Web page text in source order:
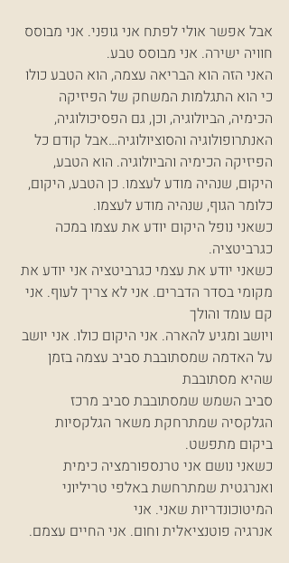
אבל אפשר אולי לפתח אני גופני. אני מבוסס
חוויה ישירה. אני מבוסס טבע.
האני הזה הוא הבריאה עצמה, הוא הטבע כולו
כי הוא התגלמות המשחק של הפיזיקה
הכימיה, הביולוגיה, וכן, גם הפסיכולוגיה,
האנתרופולוגיה והסוציולוגיה…אבל קודם כל
הפיזיקה הכימיה והביולוגיה. הוא הטבע,
היקום, שנהיה מודע לעצמו. כן הטבע, היקום,
כלומר הגוף, שנהיה מודע לעצמו.
כשאני נופל היקום יודע את עצמו במכה
כגרביטציה.
כשאני יודע את עצמי כגרביטציה אני יודע את
מקומי בסדר הדברים. אני לא צריך לעוף. אני
קם עומד והולך
ויושב ומגיע להארה. אני היקום כולו. אני יושב
על האדמה שמסתובבת סביב עצמה בזמן
שהיא מסתובבת
סביב השמש שמסתובבת סביב מרכז
הגלקסיה שמתרחקת משאר הגלקסיות
ביקום מתפשט.
כשאני נושם אני טרנספורמציה כימית
ואנרגטית שמתרחשת באלפי טריליוני
המיטוכונדריות שאני. אני
אנרגיה פוטנציאלית וחום. אני החיים עצמם.